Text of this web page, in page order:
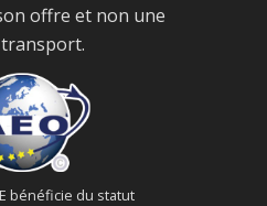
offre et non une
bénéficie du statut